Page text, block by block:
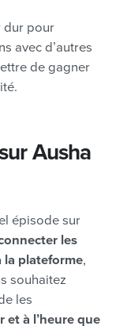
dur pour
avec d’autres
de gagner
Ausha
épisode sur
les
la plateforme,
souhaitez
les
et à l’heure que